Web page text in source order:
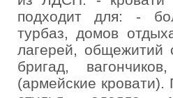
подходит для: -
турбаз, домов
лагерей, общежитий
бригад,
(армейские